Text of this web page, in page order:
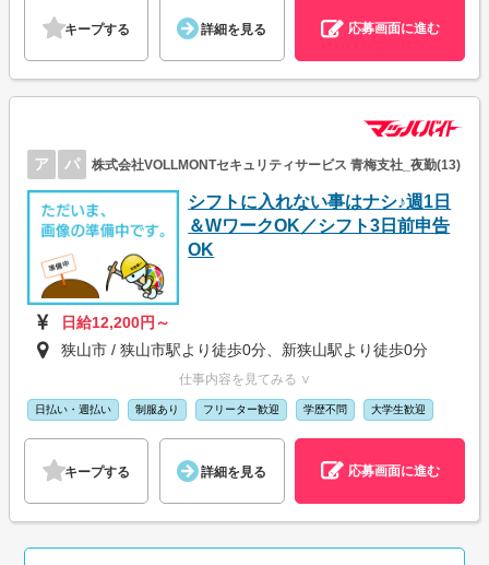
キープする 詳細を見る 応募画面に進む
ア パ 株式会社VOLLMONTセキュリティサービス 青梅支社_夜勤(13)
シフトに入れない事はナシ♪週1日
＆WワークOK／シフト3日前申告
OK
日給12,200円～
狭山市 / 狭山市駅より徒歩0分、新狭山駅より徒歩0分
仕事内容を見てみる ∨
日払い・週払い 制服あり フリーター歓迎 学歴不問 大学生歓迎
キープする 詳細を見る 応募画面に進む